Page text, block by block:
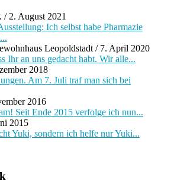
/ 2. August 2021
Ich selbst habe Pharmazie
Leopoldstadt / 7. April 2020
Ihr an uns gedacht habt. Wir alle...
2018
Am 7. Juli traf man sich bei
2016
Seit Ende 2015 verfolge ich nun...
2015
Yuki, sondern ich helfe nur Yuki...